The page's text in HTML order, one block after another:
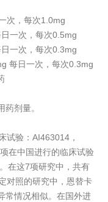
次，每次1.0mg
一次，每次0.5mg
一次，每次0.3mg
每日一次，每次0.3mg
剂量。
试验：AI463014，
在中国进行的临床试验
在这7项研究中，共有
对照的研究中，恩替卡
常情况相似。在国外进